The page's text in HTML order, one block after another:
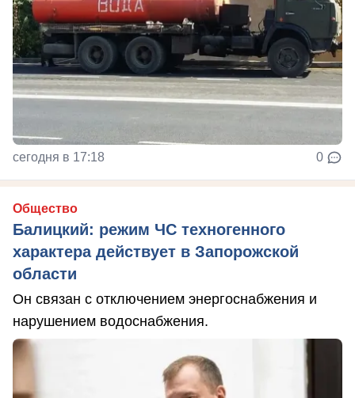
сегодня в 17:18 0
Общество
Балицкий: режим ЧС техногенного
характера действует в Запорожской
области
Он связан с отключением энергоснабжения и
нарушением водоснабжения.